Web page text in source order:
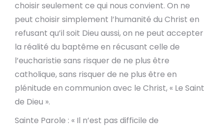
choisir seulement ce qui nous convient. On ne
peut choisir simplement l’humanité du Christ en
refusant qu’il soit Dieu aussi, on ne peut accepter
la réalité du baptême en récusant celle de
l’eucharistie sans risquer de ne plus être
catholique, sans risquer de ne plus être en
plénitude en communion avec le Christ, « Le Saint
de Dieu ».
Sainte Parole : « Il n’est pas difficile de